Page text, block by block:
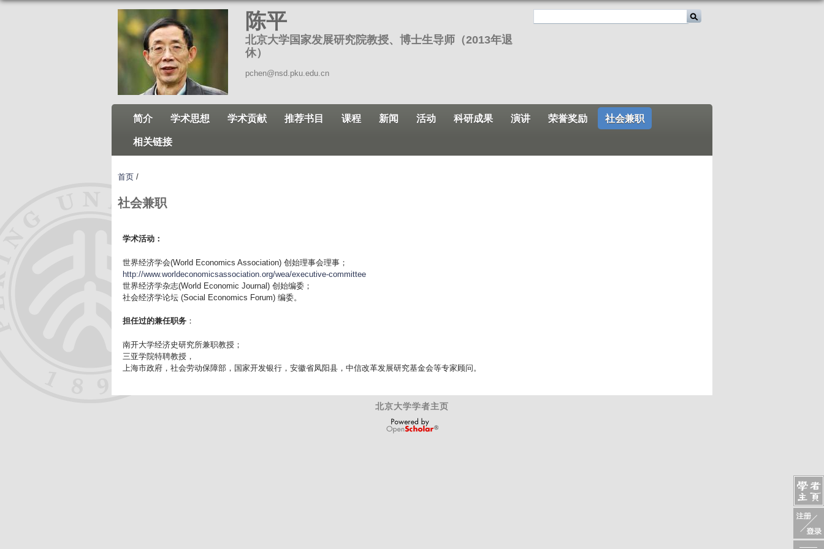
到
主
陈平
北京大学国家发展研究院教授、博士生导师（2013年退
休）
pchen@nsd.pku.edu.cn
简介 学术思想 学术贡献 推荐书目 课程 新闻 活动 科研成果 演讲 荣誉奖励 社会兼职
相关链接
首页 /
社会兼职
学术活动：
世界经济学会(World Economics Association) 创始理事会理事；
http://www.worldeconomicsassociation.org/wea/executive-committee
世界经济学杂志(World Economic Journal) 创始编委；
社会经济学论坛 (Social Economics Forum) 编委。
担任过的兼任职务 ：
南开大学经济史研究所兼职教授；
三亚学院特聘教授，
上海市政府，社会劳动保障部，国家开发银行，安徽省凤阳县，中信改革发展研究基金会等专家顾问。
北京大学学者主页
OpenScholar